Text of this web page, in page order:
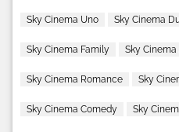
Sky Cinema Uno Sky Cinema
Sky Cinema Family Sky
Sky Cinema Romance Sky
Sky Cinema Comedy Sky